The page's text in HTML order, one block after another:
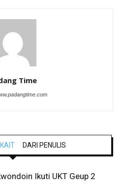
Time
DARI PENULIS
Ikuti UKT Geup 2